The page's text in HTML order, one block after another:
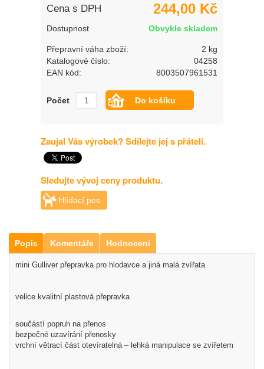
Cena s DPH 244,00 Kč
Dostupnost Obvykle skladem
Přepravní váha zboží:
2 kg
Katalogové číslo:
04258
EAN kód:
8003507961531
Počet
Zaujal Vás výrobek? Sdílejte jej s přáteli.
Sledujte vývoj ceny produktu.
Hlídací pes
Popis Komentáře Hodnocení
mini Gulliver přepravka pro hlodavce a jiná malá zvířata
velice kvalitní plastová přepravka
součástí popruh na přenos
bezpečné uzavírání přenosky
vrchní větrací část otevíratelná – lehká manipulace se zvířetem